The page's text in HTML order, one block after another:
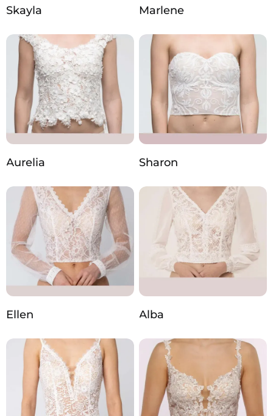
Skayla Marlene
Aurelia Sharon
Ellen Alba